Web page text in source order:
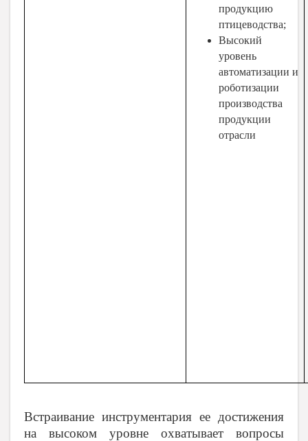
продукцию
птицеводства;
Высокий
уровень
автоматизации и
роботизации
производства
продукции
отрасли
Встраивание инструментария ее достижения
на высоком уровне охватывает вопросы